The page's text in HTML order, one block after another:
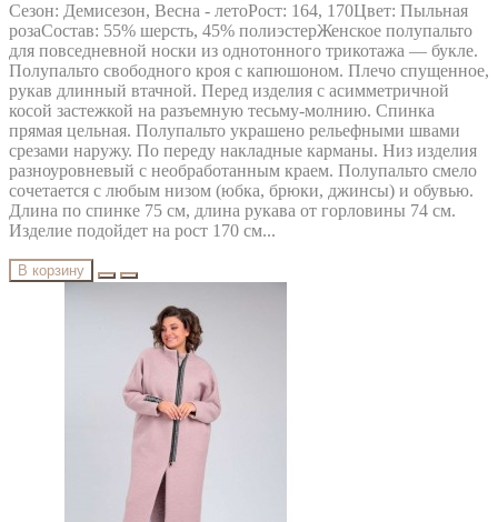
Сезон: Демисезон, Весна - летоРост: 164, 170Цвет: Пыльная
розаСостав: 55% шерсть, 45% полиэстерЖенское полупальто
для повседневной носки из однотонного трикотажа — букле.
Полупальто свободного кроя с капюшоном. Плечо спущенное,
рукав длинный втачной. Перед изделия с асимметричной
косой застежкой на разъемную тесьму-молнию. Спинка
прямая цельная. Полупальто украшено рельефными швами
срезами наружу. По переду накладные карманы. Низ изделия
разноуровневый с необработанным краем. Полупальто смело
сочетается с любым низом (юбка, брюки, джинсы) и обувью.
Длина по спинке 75 см, длина рукава от горловины 74 см.
Изделие подойдет на рост 170 см...
В корзину